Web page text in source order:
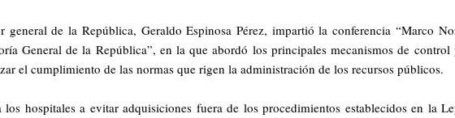
general de la República, Geraldo Espinosa Pérez, impartió la conferencia “Marco
General de la República”, en la que abordó los principales mecanismos de
el cumplimiento de las normas que rigen la administración de los recursos públicos.
hospitales a evitar adquisiciones fuera de los procedimientos establecidos en la